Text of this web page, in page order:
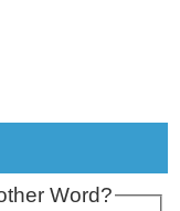
Word?